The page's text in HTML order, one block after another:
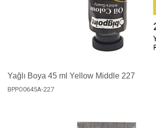
Yağlı Boya 45 ml Yellow Middle 227
BPPO0645A-227